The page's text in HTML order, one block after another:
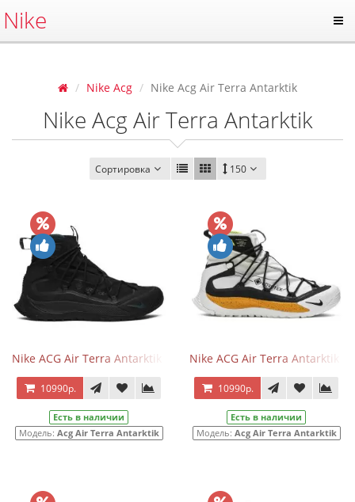
Nike
Nike Acg Nike Acg Air Terra Antarktik
Nike Acg Air Terra Antarktik
Сортировка 150
Nike ACG Air Terra Antarktik Gore-Tex Anthracite
10990р.
Есть в наличии
Модель: Acg Air Terra Antarktik
Nike ACG Air Terra Antarktik
10990р.
Есть в наличии
Модель: Acg Air Terra Antarktik